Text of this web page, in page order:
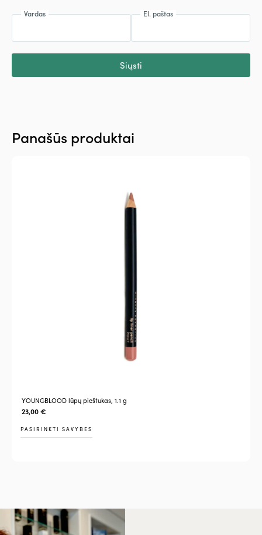
Vardas El. paštas
Siųsti
Panašūs produktai
YOUNGBLOOD lūpų pieštukas, 1.1 g
23,00€
PASIRINKTI SAVYBES